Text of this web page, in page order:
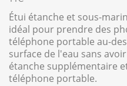
Étui étanche et sous-
idéal pour prendre des
téléphone portable au-
surface de l'eau sans
étanche supplémentaire
téléphone portable.